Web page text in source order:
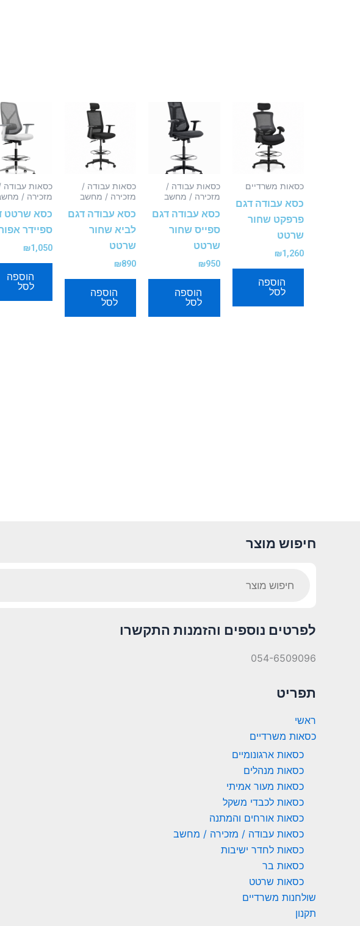
כסאות משרדיים
כסא עבודה דגם
פרפקט שחור
שרטט
₪1,260
הוספה
לסל
כסאות עבודה /
מזכירה / מחשב
כסא עבודה דגם
ספייס שחור
שרטט
₪950
הוספה
לסל
כסאות עבודה /
מזכירה / מחשב
כסא עבודה דגם
לביא שחור
שרטט
₪890
הוספה
לסל
כסאות עבודה
מזכירה /
כסא שרטט
ספיידר
₪1,050
הוספה
לסל
חיפוש מוצר
לפרטים נוספים והזמנות התקשרו
054-6509096
תפריט
ראשי
כסאות משרדיים
כסאות ארגונומיים
כסאות מנהלים
כסאות מעור אמיתי
כסאות לכבדי משקל
כסאות אורחים והמתנה
כסאות עבודה / מזכירה / מחשב
כסאות לחדר ישיבות
כסאות בר
כסאות שרטט
שולחנות משרדיים
תקנון